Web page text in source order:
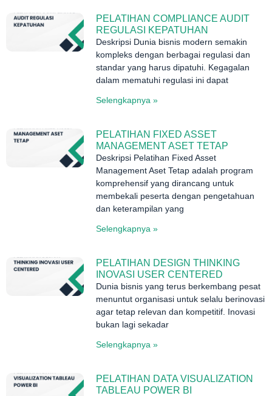
PELATIHAN COMPLIANCE AUDIT
REGULASI KEPATUHAN
Deskripsi Dunia bisnis modern semakin
kompleks dengan berbagai regulasi dan
standar yang harus dipatuhi. Kegagalan
dalam mematuhi regulasi ini dapat
Selengkapnya »
PELATIHAN FIXED ASSET
MANAGEMENT ASET TETAP
Deskripsi Pelatihan Fixed Asset
Management Aset Tetap adalah program
komprehensif yang dirancang untuk
membekali peserta dengan pengetahuan
dan keterampilan yang
Selengkapnya »
PELATIHAN DESIGN THINKING
INOVASI USER CENTERED
Dunia bisnis yang terus berkembang pesat
menuntut organisasi untuk selalu berinovasi
agar tetap relevan dan kompetitif. Inovasi
bukan lagi sekadar
Selengkapnya »
PELATIHAN DATA VISUALIZATION
TABLEAU POWER BI